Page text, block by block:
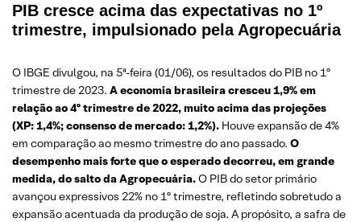
PIB cresce acima das expectativas no 1º
trimestre, impulsionado pela Agropecuária
O IBGE divulgou, na 5ª-feira (01/06), os resultados do PIB no 1º
trimestre de 2023. A economia brasileira cresceu 1,9% em
relação ao 4º trimestre de 2022, muito acima das projeções
(XP: 1,4%; consenso de mercado: 1,2%). Houve expansão de 4%
em comparação ao mesmo trimestre do ano passado. O
desempenho mais forte que o esperado decorreu, em grande
medida, do salto da Agropecuária.O PIB do setor primário
avançou expressivos 22% no 1º trimestre, refletindo sobretudo a
expansão acentuada da produção de soja. A propósito, a safra de